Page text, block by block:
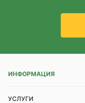
ИНФОРМАЦИЯ
УСЛУГИ